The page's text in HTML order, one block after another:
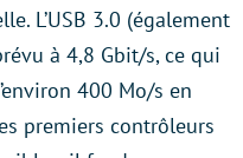
L’USB 3.0 (également
à 4,8 Gbit/s, ce qui
400 Mo/s en
premiers contrôleurs